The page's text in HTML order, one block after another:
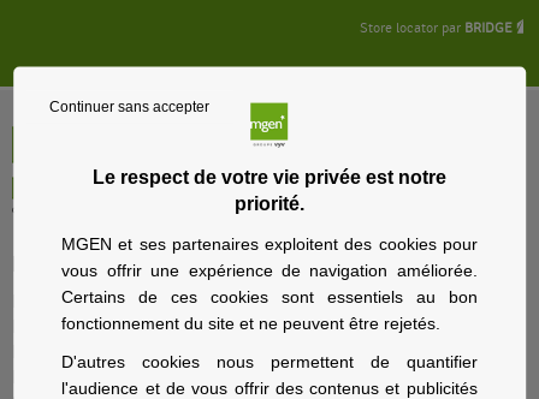
Le respect de votre vie privée est notre
priorité.
MGEN et ses partenaires exploitent des cookies pour
vous offrir une expérience de navigation améliorée.
Certains de ces cookies sont essentiels au bon
fonctionnement du site et ne peuvent être rejetés.
D'autres cookies nous permettent de quantifier
l'audience et de vous offrir des contenus et publicités
Continuer sans accepter
Store locator par BRIDGE
Particuliers
Nos offres santé et prévoyance
Nos offres assurance voyage
Nos offres assurance immobilier
Nos offres assurance prévoyance